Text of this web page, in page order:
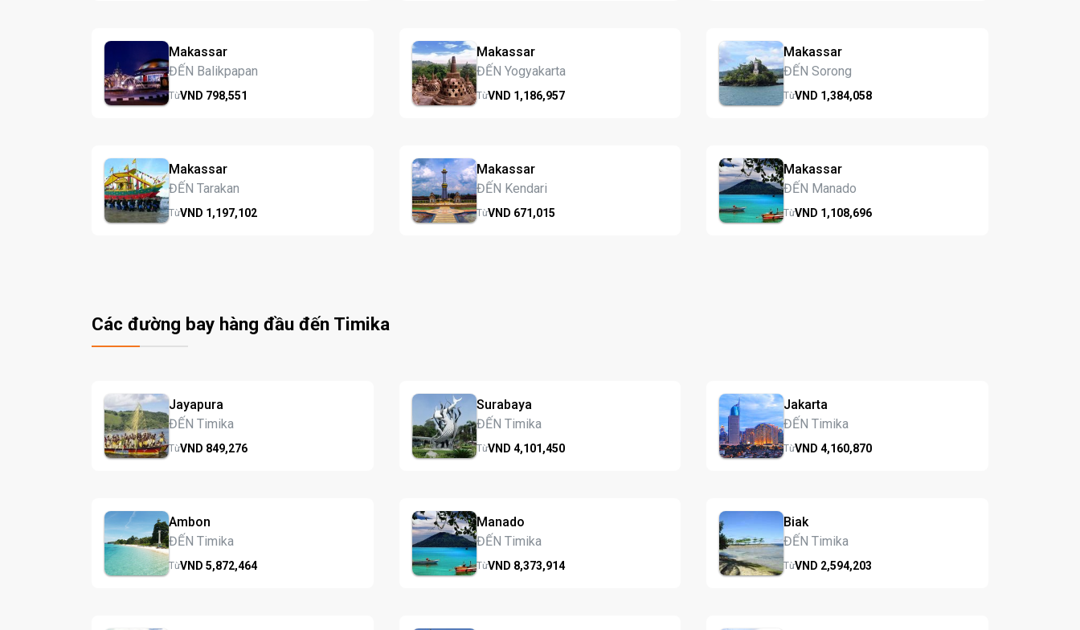
Makassar
ĐẾN Balikpapan
TừVND 798,551
Makassar
ĐẾN Yogyakarta
TừVND 1,186,957
Makassar
ĐẾN Sorong
TừVND 1,384,058
Makassar
ĐẾN Tarakan
TừVND 1,197,102
Makassar
ĐẾN Kendari
TừVND 671,015
Makassar
ĐẾN Manado
TừVND 1,108,696
Các đường bay hàng đầu đến Timika
Jayapura
ĐẾN Timika
TừVND 849,276
Surabaya
ĐẾN Timika
TừVND 4,101,450
Jakarta
ĐẾN Timika
TừVND4,160,870
Ambon
ĐẾN Timika
TừVND 5,872,464
Manado
ĐẾN Timika
TừVND 8,373,914
Biak
ĐẾN Timika
TừVND 2,594,203